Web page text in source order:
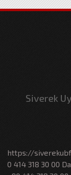
Siverek
https://
0 414 318 30 00